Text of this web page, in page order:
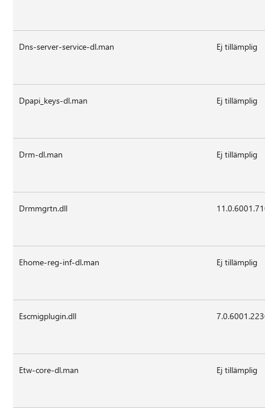
Dns-server-service-dl.man Ej tillämplig
Dpapi_keys-dl.man Ej tillämplig
Drm-dl.man Ej tillämplig
Drmmgrtn.dll
Ehome-reg-inf-dl.man Ej tillämplig
Escmigplugin.dll
Etw-core-dl.man Ej tillämplig